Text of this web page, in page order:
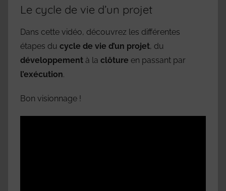
Le cycle de vie d’un projet
Dans cette vidéo, découvrez les différentes
étapes du cycle de vie d’un projet, du
développement à la clôture en passant par
l’exécution.
Bon visionnage !